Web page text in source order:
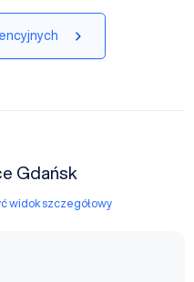
Gdańsk
widok szczegółowy